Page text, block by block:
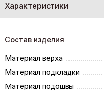
Характеристики
Состав изделия
Материал верха
Материал подкладки
Материал подошвы